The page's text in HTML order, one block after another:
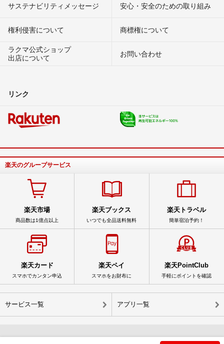
サステナビリティメッセージ 安心・安全のための取り組み
権利侵害について
商標権について
ラクマ公式ショップ
出店について
お問い合わせ
リンク
楽天のグループサービス
楽天市場
商品数は1億点以上
楽天ブックス
いつでも全品送料無料
楽天トラベル
簡単宿泊予約！
楽天カード
スマホでカンタン申込
楽天ペイ
スマホをお財布に
楽天PointClub
手軽にポイントを確認
サービス一覧 アプリ一覧